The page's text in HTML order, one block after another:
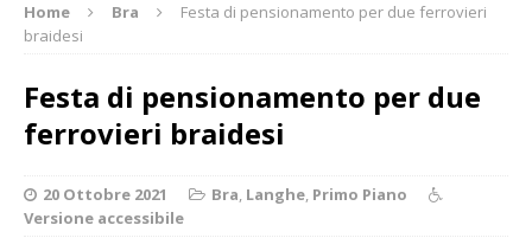
Home Bra
Festa di pensionamento per due ferrovieri
braidesi
Festa di pensionamento per due
ferrovieri braidesi
20 Ottobre 2021 Bra, Langhe, Primo Piano
Versione accessibile